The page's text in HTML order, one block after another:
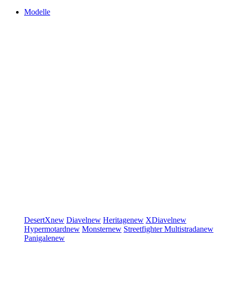
Modelle
DesertXnew Diavelnew Heritagenew XDiavelnew
Hypermotardnew Monsternew StreetfighterMultistradanew
Panigalenew